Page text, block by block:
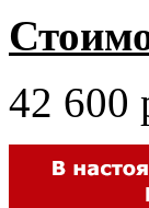
42 600